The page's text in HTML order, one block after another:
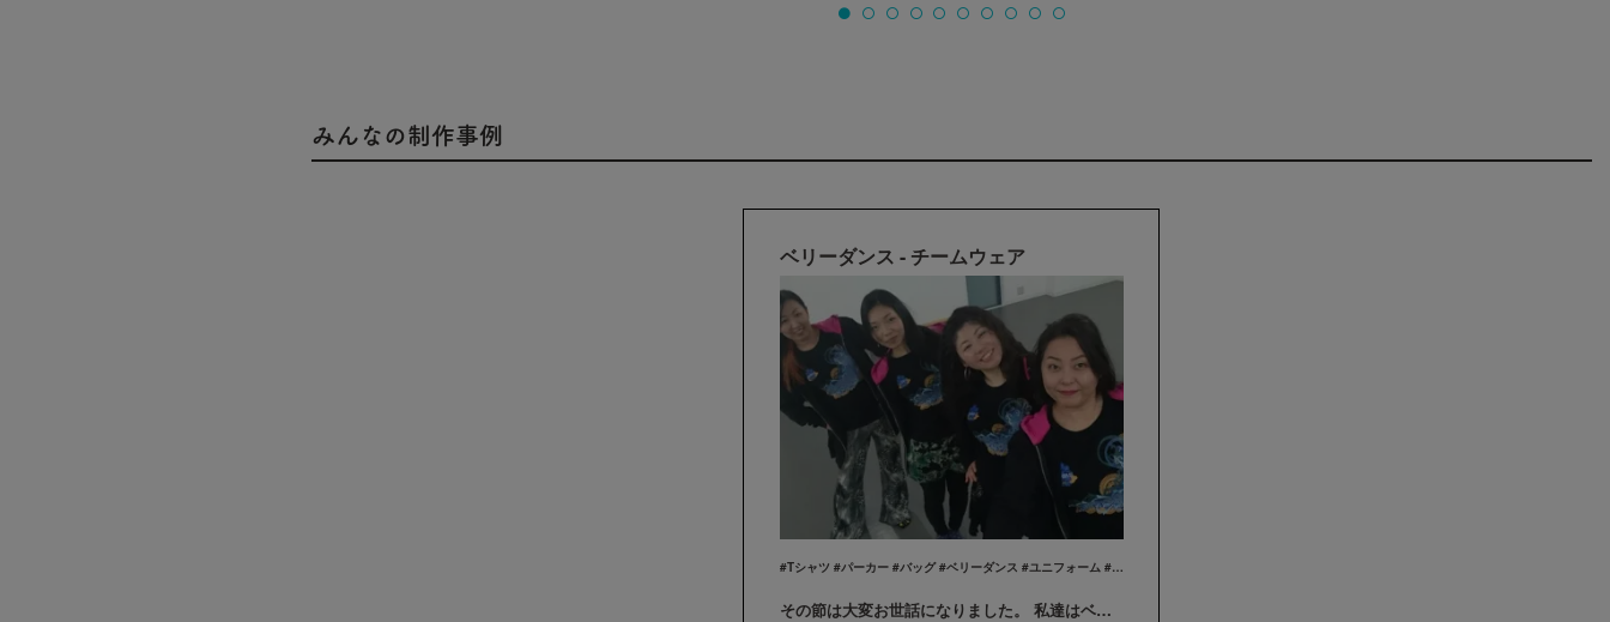
みんなの制作事例
ベリーダンス - チームウェア
#Tシャツ #パーカー #バッグ #ベリーダンス #ユニフォーム #グッズ
その節は大変お世話になりました。 私達はベリーダンサーでトライバルユニット『BOMBA!!!』と言います。 年末忙しい時期に注文したのにも関わらず、年内に納品して頂きありがとうございました。とても素敵なグッズに仕上がり大満足です！ また機会がありましたら、よろしくお願いいたします